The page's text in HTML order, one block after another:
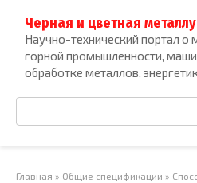
контенту
Черная и цветная
Научно-технический портал о
горной промышленности,
обработке металлов,
Поиск:
Главная » Общие спецификации »